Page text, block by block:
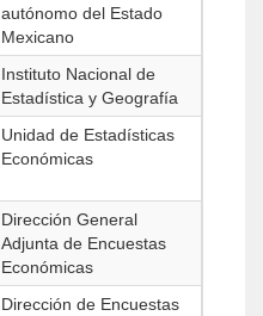
autónomo del Estado
Mexicano
Instituto Nacional de
Estadística y Geografía
Unidad de Estadísticas
Económicas
Dirección General
Adjunta de Encuestas
Económicas
Dirección de Encuestas